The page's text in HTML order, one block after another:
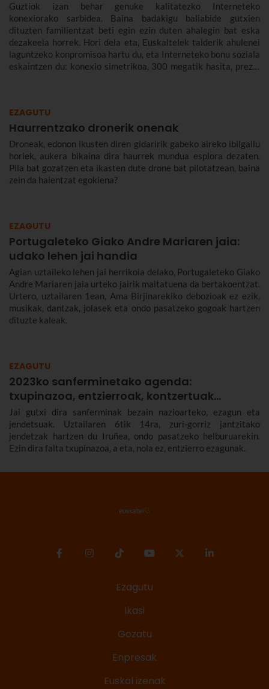
Guztiok izan behar genuke kalitatezko Interneteko
konexiorako sarbidea. Baina badakigu baliabide gutxien
dituzten familientzat beti egin ezin duten ahalegin bat eska
dezakeela horrek. Hori dela eta, Euskaltelek talderik ahulenei
laguntzeko konpromisoa hartu du, eta Interneteko bonu soziala
eskaintzen du: konexio simetrikoa, 300 megatik hasita, prezio
EZAGUTU
Haurrentzako dronerik onenak
Droneak, edonon ikusten diren gidaririk gabeko aireko ibilgailu
horiek, aukera bikaina dira haurrek mundua esplora dezaten.
Pila bat gozatzen eta ikasten dute drone bat pilotatzean, baina
zein da haientzat egokiena?
EZAGUTU
Portugaleteko Giako Andre Mariaren jaia:
udako lehen jai handia
Agian uztaileko lehen jai herrikoia delako, Portugaleteko Giako
Andre Mariaren jaia urteko jairik maitatuena da bertakoentzat.
Urtero, uztailaren 1ean, Ama Birjinarekiko debozioak ez ezik,
musikak, dantzak, jolasek eta ondo pasatzeko gogoak hartzen
dituzte kaleak.
EZAGUTU
2023ko sanferminetako agenda:
txupinazoa, entzierroak, kontzertuak…
Jai gutxi dira sanferminak bezain nazioarteko, ezagun eta
jendetsuak. Uztailaren 6tik 14ra, zuri-gorriz jantzitako
jendetzak hartzen du Iruñea, ondo pasatzeko helburuarekin.
Ezin dira falta txupinazoa, a eta, nola ez, entzierro ezagunak.
Ezagutu
Ikasi
Gozatu
Enpresak
Euskal izenak